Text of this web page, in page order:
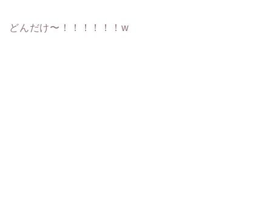
どんだけ〜！！！！！！w